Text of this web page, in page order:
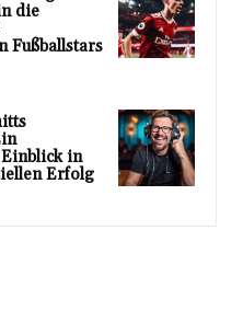
die
Fußballstars
in
Erfolg